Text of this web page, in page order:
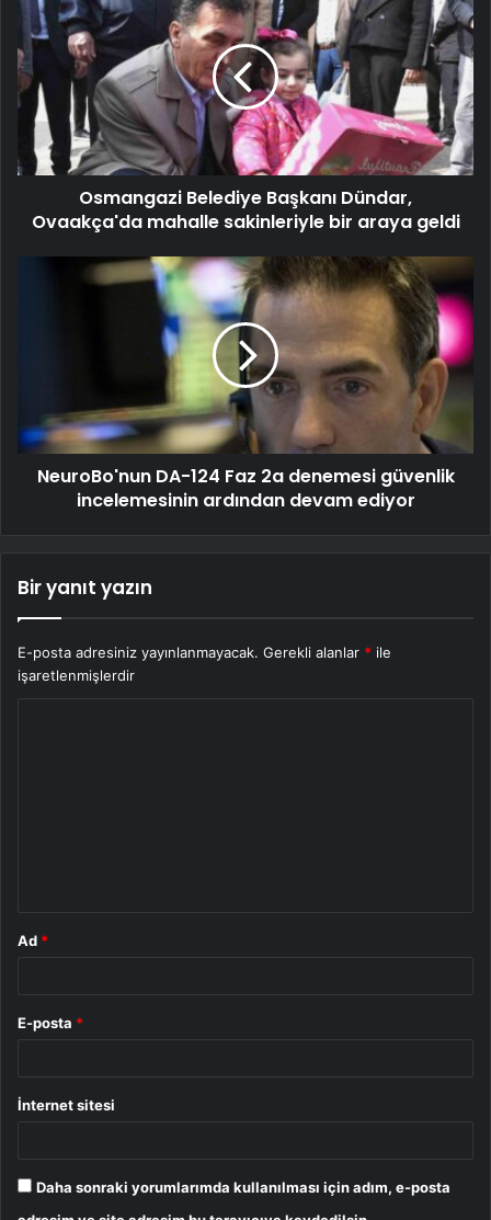
Osmangazi Belediye Başkanı Dündar,
Ovaakça'da mahalle sakinleriyle bir araya geldi
NeuroBo'nun DA-124 Faz 2a denemesi güvenlik
incelemesinin ardından devam ediyor
Bir yanıt yazın
E-posta adresiniz yayınlanmayacak. Gerekli alanlar * ile
işaretlenmişlerdir
Ad *
E-posta *
İnternet sitesi
Daha sonraki yorumlarımda kullanılması için adım, e-posta